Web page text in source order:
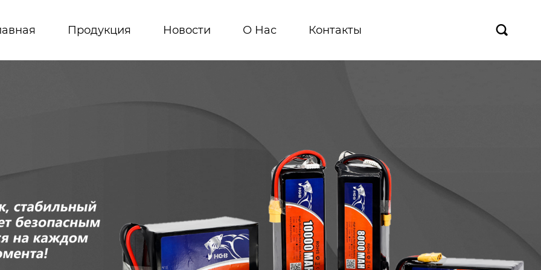
Продукция Новости О Нас Контакты 